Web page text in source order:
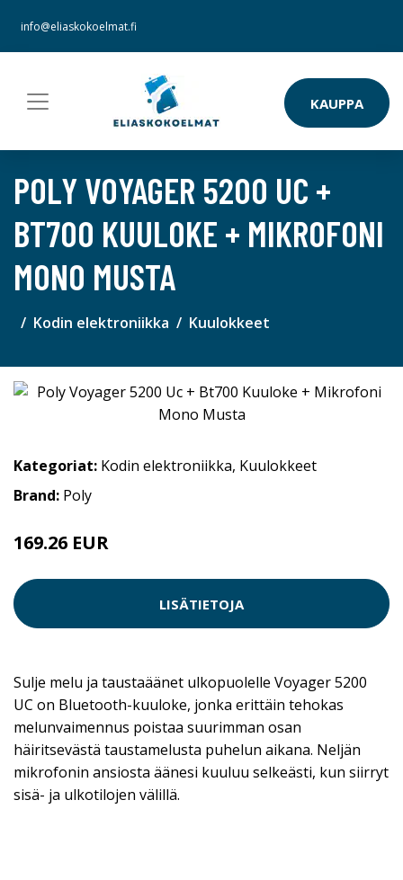
info@eliaskokoelmat.fi
KAUPPA
POLY VOYAGER 5200 UC +
BT700 KUULOKE + MIKROFONI
MONO MUSTA
Kodin elektroniikka Kuulokkeet
Kategoriat: Kodin elektroniikka, Kuulokkeet
Brand: Poly
169.26 EUR
LISÄTIETOJA
Sulje melu ja taustaäänet ulkopuolelle Voyager 5200
UC on Bluetooth-kuuloke, jonka erittäin tehokas
melunvaimennus poistaa suurimman osan
häiritsevästä taustamelusta puhelun aikana. Neljän
mikrofonin ansiosta äänesi kuuluu selkeästi, kun siirryt
sisä- ja ulkotilojen välillä.